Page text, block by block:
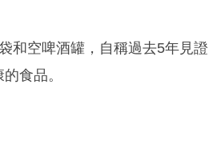
和空啤酒罐，自稱過去5年見證
食品。